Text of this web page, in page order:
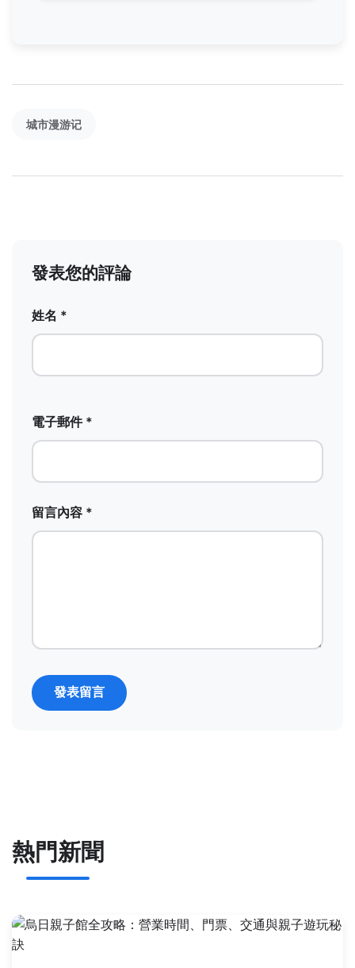
城市漫游记
發表您的評論
姓名 *
電子郵件 *
留言內容 *
發表留言
熱門新聞